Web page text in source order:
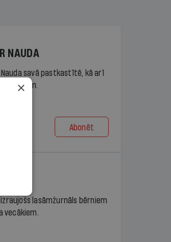
NAUDA
savā pastkastītē, kā arī
saturam.
Abonēt
lasāmžurnāls bērniem
vecākiem.
×